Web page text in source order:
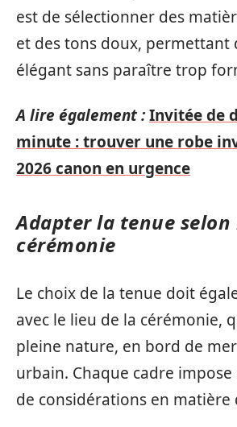
est de sélectionner des
et des tons doux, permettant
élégant sans paraître trop
A lire également :Invitée de
minute : trouver une robe
2026 canon en urgence
Adapter la tenue
cérémonie
Le choix de la tenue doit
avec le lieu de la cérémonie,
pleine nature, en bord de
urbain. Chaque cadre
de considérations en matière